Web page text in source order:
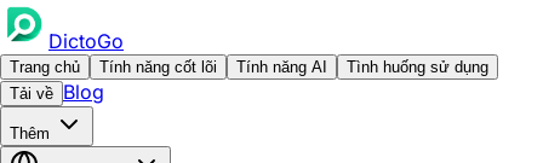
DictoGo
Trang chủ Tính năng cốt lõi Tính năng AI
Tình huống sử dụng
Tải về Blog
Thêm